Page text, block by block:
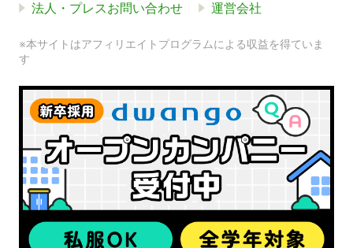
法人・プレスお問い合わせ 運営会社
※本サイトはアフィリエイトプログラムによる収益を得ていま
す